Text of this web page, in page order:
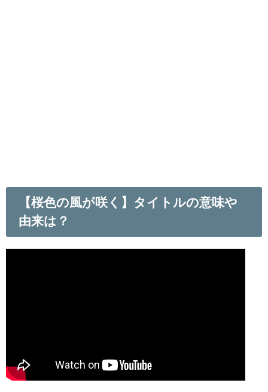
【桜色の風が咲く】タイトルの意味や
由来は？